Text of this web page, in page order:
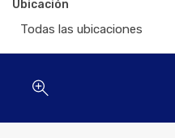
Ubicación
Todas las ubicaciones